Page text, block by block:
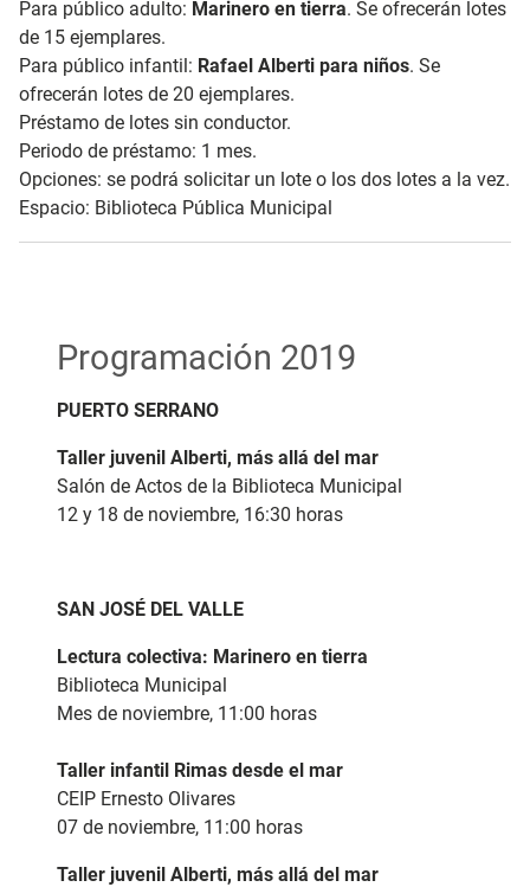
Para público adulto: Marinero en tierra. Se ofrecerán lotes
de 15 ejemplares.
Para público infantil: Rafael Alberti para niños. Se
ofrecerán lotes de 20 ejemplares.
Préstamo de lotes sin conductor.
Periodo de préstamo: 1 mes.
Opciones: se podrá solicitar un lote o los dos lotes a la vez.
Espacio: Biblioteca Pública Municipal
Programación 2019
PUERTO SERRANO
Taller juvenil Alberti, más allá del mar
Salón de Actos de la Biblioteca Municipal
12 y 18 de noviembre, 16:30 horas
SAN JOSÉ DEL VALLE
Lectura colectiva: Marinero en tierra
Biblioteca Municipal
Mes de noviembre, 11:00 horas
Taller infantil Rimas desde el mar
CEIP Ernesto Olivares
07 de noviembre, 11:00 horas
Taller juvenil Alberti, más allá del mar